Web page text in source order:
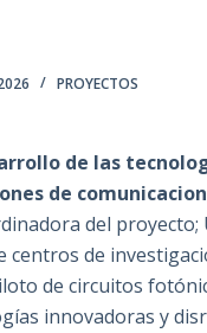
PROYECTOS
de las
de
del proyecto;
centros de
de circuitos
innovadoras y